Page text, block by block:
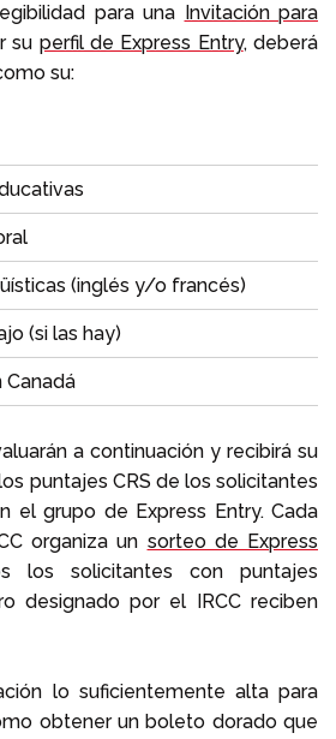
para una Invitación para
su perfil de Express Entry, deberá
su:
(inglés y/o francés)
(si las hay)
Canadá
a continuación y recibirá su
puntajes CRS de los solicitantes
el grupo de Express Entry. Cada
organiza un sorteo de Express
los solicitantes con puntajes
designado por el IRCC reciben
lo suficientemente alta para
obtener un boleto dorado que